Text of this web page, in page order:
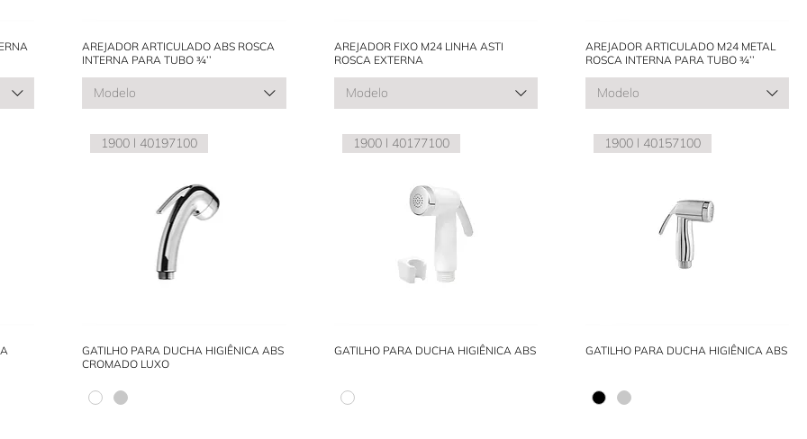
AREJADOR ARTICULADO ABS ROSCA
INTERNA PARA TUBO ¾’’
Modelo
AREJADOR FIXO M24 LINHA ASTI
ROSCA EXTERNA
Modelo
AREJADOR ARTICULADO M24 METAL
ROSCA INTERNA PARA TUBO ¾’’
Modelo
1900 l 40197100
GATILHO PARA DUCHA HIGIÊNICA ABS
CROMADO LUXO
1900 l 40177100
GATILHO PARA DUCHA HIGIÊNICA ABS
1900 l 40157100
GATILHO PARA DUCHA HIGIÊNICA ABS